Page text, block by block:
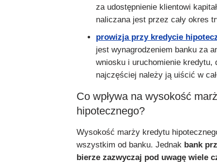
za udostępnienie klientowi
naliczana jest przez cały okres
prowizja przy kredycie
jest wynagrodzeniem banku za
wniosku i uruchomienie kredytu,
najczęściej należy ją uiścić w
Co wpływa na wysokość
hipotecznego?
Wysokość marży kredytu
wszystkim od banku. Jednak bank
bierze zazwyczaj pod uwagę wiele